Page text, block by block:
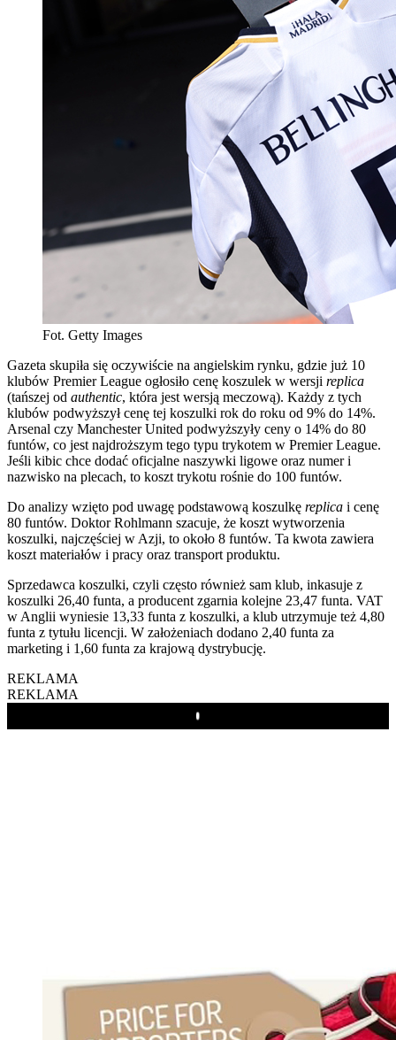
Fot. Getty Images
Gazeta skupiła się oczywiście na angielskim rynku, gdzie już 10
klubów Premier League ogłosiło cenę koszulek w wersji replica
(tańszej od authentic, która jest wersją meczową). Każdy z tych
klubów podwyższył cenę tej koszulki rok do roku od 9% do 14%.
Arsenal czy Manchester United podwyższyły ceny o 14% do 80
funtów, co jest najdroższym tego typu trykotem w Premier League.
Jeśli kibic chce dodać oficjalne naszywki ligowe oraz numer i
nazwisko na plecach, to koszt trykotu rośnie do 100 funtów.
Do analizy wzięto pod uwagę podstawową koszulkę replica i cenę
80 funtów. Doktor Rohlmann szacuje, że koszt wytworzenia
koszulki, najczęściej w Azji, to około 8 funtów. Ta kwota zawiera
koszt materiałów i pracy oraz transport produktu.
Sprzedawca koszulki, czyli często również sam klub, inkasuje z
koszulki 26,40 funta, a producent zgarnia kolejne 23,47 funta. VAT
w Anglii wyniesie 13,33 funta z koszulki, a klub utrzymuje też 4,80
funta z tytułu licencji. W założeniach dodano 2,40 funta za
marketing i 1,60 funta za krajową dystrybucję.
REKLAMA
REKLAMA
Play